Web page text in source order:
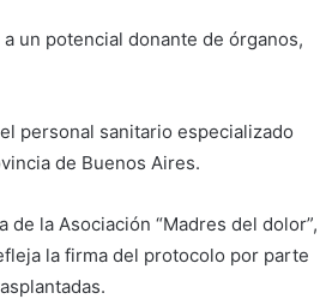
un potencial donante de órganos,
personal sanitario especializado
de Buenos Aires.
la Asociación “Madres del dolor”,
la firma del protocolo por parte